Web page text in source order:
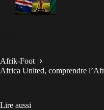
Afrik-Foot
Africa United, comprendre
Lire aussi